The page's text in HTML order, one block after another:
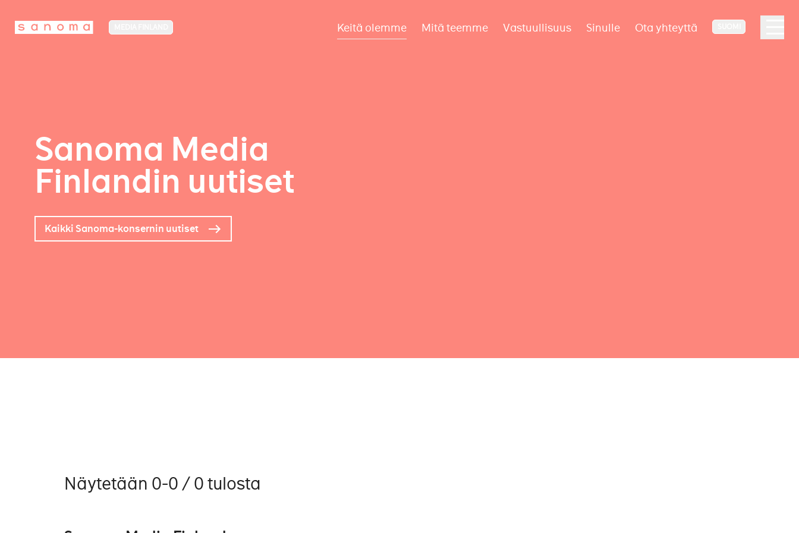
Keitä olemme Mitä teemme Vastuullisuus Sinulle Ota yhteyttä
Sanoma Media
Finlandin uutiset
Kaikki Sanoma-konsernin uutiset
Näytetään 0-0 / 0 tulosta